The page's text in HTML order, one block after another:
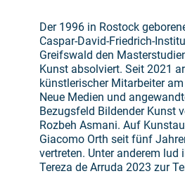
Der 1996 in Rostock
Caspar-David-Friedrich-
Greifswald den
Kunst absolviert. Seit 2021
künstlerischer Mitarbeiter
Neue Medien und
Bezugsfeld Bildender Kunst
Rozbeh Asmani. Auf
Giacomo Orth seit fünf
vertreten. Unter anderem lud
Tereza de Arruda 2023 zur